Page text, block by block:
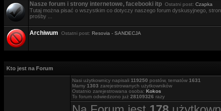
Nasze forum i strony internetowe, facebooki itp Ostatni post: Czapka
Tutaj można pisać o wszystkim co dotyczy naszego forum dyskusyjnego,
prośby ...
Archiwum Ostatni post: Resovia - SANDECJA
Kto jest na Forum
Nasi użytkownicy napisali 119250 postów, tematów 1631
Mamy 1303 zarejestrowanych użytkowników
Ostatnio zarejestrowana osoba: Kokos
To forum odwiedzono już 28109326 razy